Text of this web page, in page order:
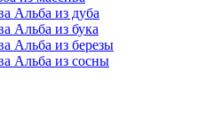
Альба из дуба
Альба из бука
Альба из березы
Альба из сосны